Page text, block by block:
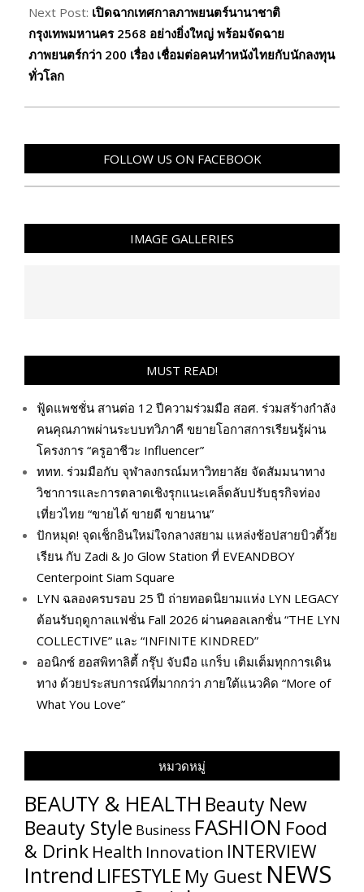
Next Post: เปิดฉากเทศกาลภาพยนตร์นานาชาติ
กรุงเทพมหานคร 2568 อย่างยิ่งใหญ่ พร้อมจัดฉาย
ภาพยนตร์กว่า 200 เรื่อง เชื่อมต่อคนทำหนังไทยกับนักลงทุน
ทั่วโลก
FOLLOW US ON FACEBOOK
IMAGE GALLERIES
MUST READ!
ฟู้ดแพชชั่น สานต่อ 12 ปีความร่วมมือ สอศ. ร่วมสร้างกำลัง
คนคุณภาพผ่านระบบทวิภาคี ขยายโอกาสการเรียนรู้ผ่าน
โครงการ “ครูอาชีวะ Influencer”
ททท. ร่วมมือกับ จุฬาลงกรณ์มหาวิทยาลัย จัดสัมมนาทาง
วิชาการและการตลาดเชิงรุกแนะเคล็ดลับปรับธุรกิจท่อง
เที่ยวไทย “ขายได้ ขายดี ขายนาน”
ปักหมุด! จุดเช็กอินใหม่ใจกลางสยาม แหล่งช้อปสายบิวตี้วัย
เรียน กับ Zadi & Jo Glow Station ที่ EVEANDBOY
Centerpoint Siam Square
LYN ฉลองครบรอบ 25 ปี ถ่ายทอดนิยามแห่ง LYN LEGACY
ต้อนรับฤดูกาลแฟชั่น Fall 2026 ผ่านคอลเลกชั่น “THE LYN
COLLECTIVE” และ “INFINITE KINDRED”
ออนิกซ์ ฮอสพิทาลิตี้ กรุ๊ป จับมือ แกร็บ เติมเต็มทุกการเดิน
ทาง ด้วยประสบการณ์ที่มากกว่า ภายใต้แนวคิด “More of
What You Love”
หมวดหมู่
BEAUTY & HEALTH Beauty New
Beauty Style Business FASHION Food
& Drink Health Innovation INTERVIEW
Intrend LIFESTYLE My​ Guest NEWS